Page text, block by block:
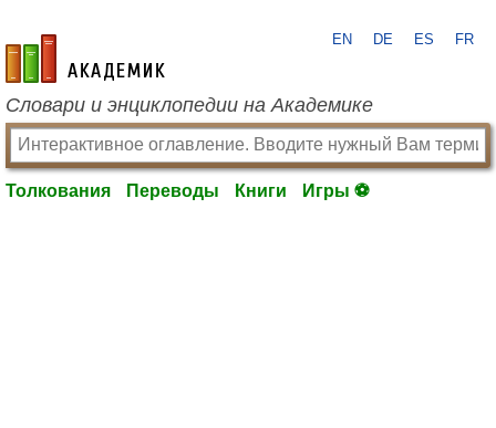
academic.ru
EN DE ES FR
Словари и энциклопедии на Академике
Толкования Переводы Книги Игры ⚽